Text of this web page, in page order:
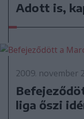
Adott is,
2009. november
liga őszi